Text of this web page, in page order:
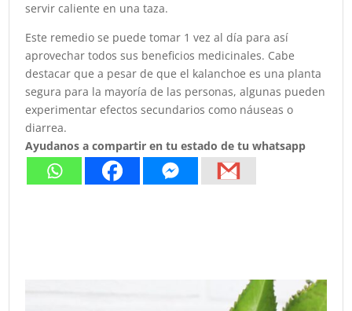
servir caliente en una taza.
Este remedio se puede tomar 1 vez al día para así
aprovechar todos sus beneficios medicinales. Cabe
destacar que a pesar de que el kalanchoe es una planta
segura para la mayoría de las personas, algunas pueden
experimentar efectos secundarios como náuseas o
diarrea.
Ayudanos a compartir en tu estado de tu whatsapp